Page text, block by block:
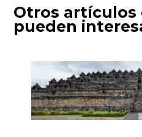
Otros artículos
pueden